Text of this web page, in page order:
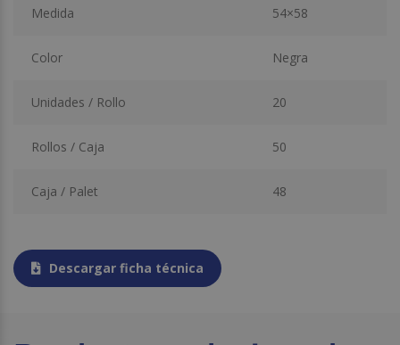
Medida 54×58
Color Negra
Unidades / Rollo 20
Rollos / Caja 50
Caja / Palet 48
Descargar ficha técnica